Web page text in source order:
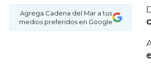
Agrega Cadena del Mar a tus
medios preferidos en Google